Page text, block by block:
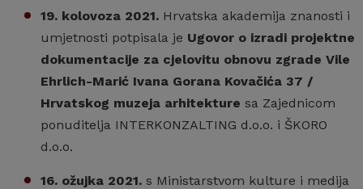
19. kolovoza 2021. Hrvatska akademija znanosti i
umjetnosti potpisala je Ugovor o izradi projektne
dokumentacije za cjelovitu obnovu zgrade Vile
Ehrlich-Marić Ivana Gorana Kovačića 37 /
Hrvatskog muzeja arhitekture sa Zajednicom
ponuditelja INTERKONZALTING d.o.o. i ŠKORO
d.o.o.
16. ožujka 2021. s Ministarstvom kulture i medija